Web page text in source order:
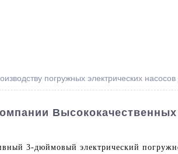
погружных электрических
3-дюймовый электрический